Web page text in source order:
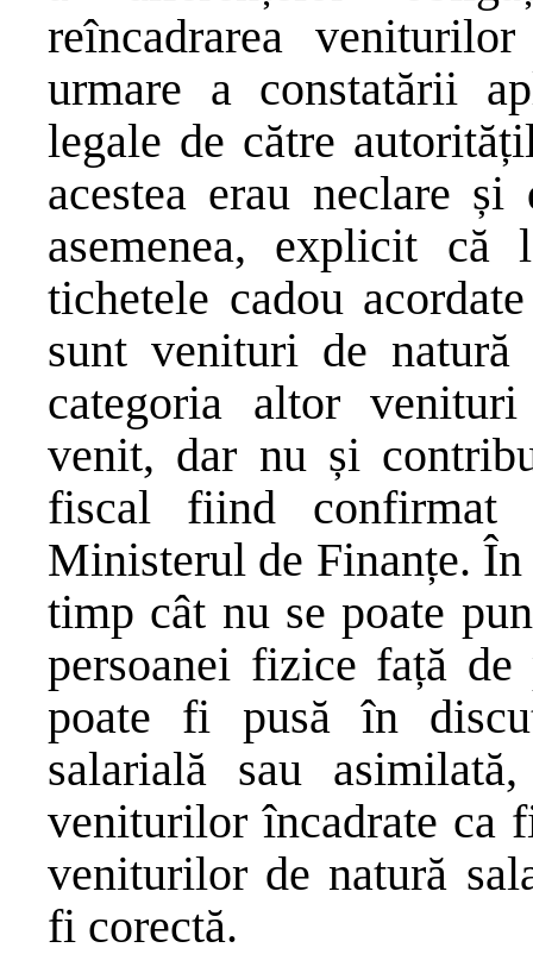
reîncadrarea
urmare a constatării
legale de către
acestea erau neclare și
asemenea, explicit că
tichetele cadou
sunt venituri de
categoria altor
venit, dar nu și
fiscal fiind
Ministerul de Finanțe. În
timp cât nu se poate
persoanei fizice față
poate fi pusă în
salarială sau
veniturilor încadrate ca
veniturilor de natură
fi corectă.